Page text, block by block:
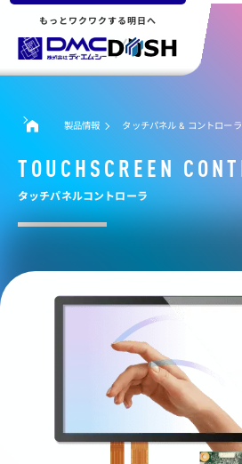
もっとワクワクする明日へ
製品情報 タッチパネル & コントローラ
TOUCHSCREEN
タッチパネルコントローラ